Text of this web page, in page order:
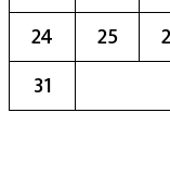
24
25
31